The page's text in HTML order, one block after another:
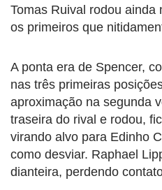
Tomas Ruival rodou ainda
os primeiros que
A ponta era de Spencer,
nas três primeiras
aproximação na segunda
traseira do rival e rodou,
virando alvo para Edinho
como desviar. Raphael
dianteira, perdendo